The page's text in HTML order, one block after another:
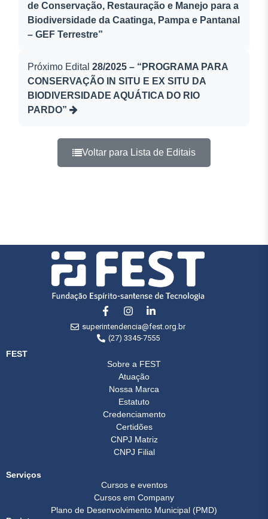
de Conservação, Restauração e Manejo para a
Biodiversidade da Caatinga, Pampa e Pantanal
– GEF Terrestre”
Próximo Edital 28/2025 – “PROGRAMA PARA
CONSERVAÇÃO IN SITU E EX SITU DA
BIODIVERSIDADE AQUÁTICA DO RIO
PARDO”
Voltar para Lista de Editais
superintendencia@fest.org.br
(27) 3345-7555
FEST
Sobre a FEST
Atuação
Nossa Marca
Estatuto
Credenciamento
Certidões
CNPJ Matriz
CNPJ Filial
Serviços
Cursos e eventos
Cursos em Company
Plano de Desenvolvimento Municipal (PMD)